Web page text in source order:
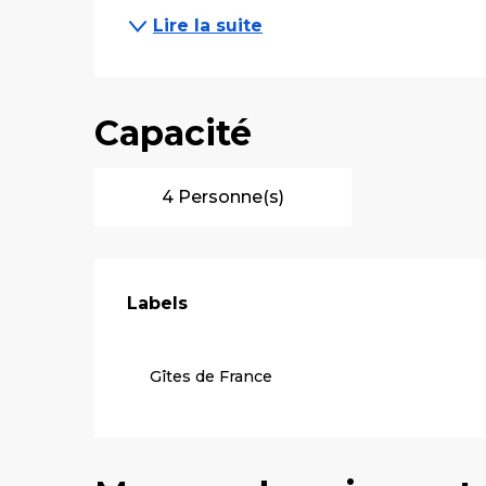
Lire la suite
Capacité
4 Personne(s)
Offres de
Labels
Labels
Gîtes de France